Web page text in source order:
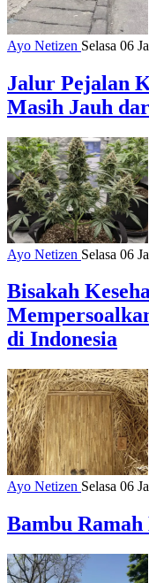
Ayo Netizen Selasa 06
Jalur Pejalan
Masih Jauh
Ayo Netizen Selasa 06
Bisakah
di Indonesia
Ayo Netizen Selasa 06
Bambu